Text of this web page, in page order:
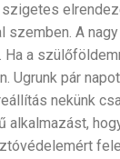
szemben. A
a
Ugrunk pár
nekünk
alkalmazást,